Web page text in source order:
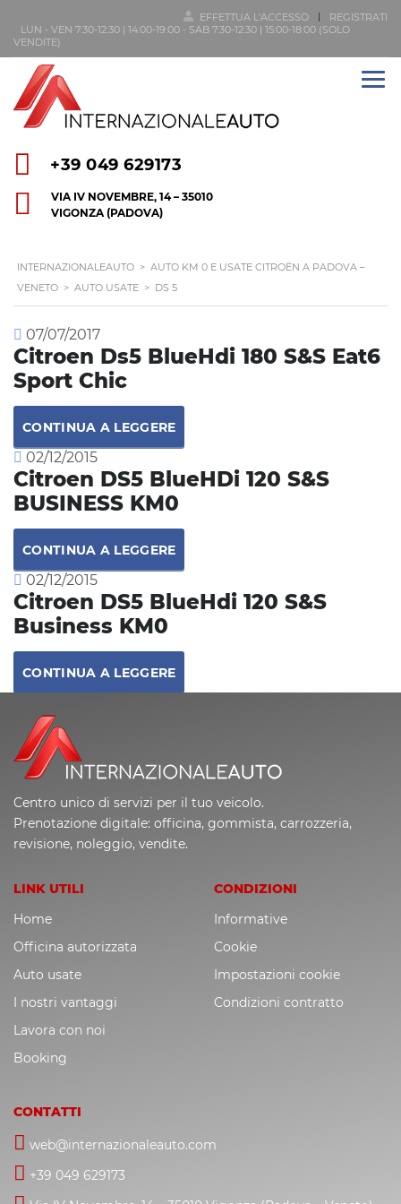
EFFETTUA L'ACCESSO
REGISTRATI
LUN - VEN 7:30-12:30 | 14:00-19:00 - SAB 7:30-12:30 | 15:00-18:00 (SOLO
VENDITE)
+39 049 629173
VIA IV NOVEMBRE, 14 – 35010
VIGONZA (PADOVA)
INTERNAZIONALEAUTO > AUTO KM 0 E USATE CITROËN A PADOVA –
VENETO > AUTO USATE > DS 5
07/07/2017
Citroen Ds5 BlueHdi 180 S&S Eat6
Sport Chic
CONTINUA A LEGGERE
02/12/2015
Citroen DS5 BlueHDi 120 S&S
BUSINESS KM0
CONTINUA A LEGGERE
02/12/2015
Citroen DS5 BlueHdi 120 S&S
Business KM0
CONTINUA A LEGGERE
Centro unico di servizi per il tuo veicolo.
Prenotazione digitale: officina, gommista, carrozzeria,
revisione, noleggio, vendite.
LINK UTILI
Home
Officina autorizzata
Auto usate
I nostri vantaggi
Lavora con noi
Booking
CONDIZIONI
Informative
Cookie
Impostazioni cookie
Condizioni contratto
CONTATTI
web@internazionaleauto.com
+39 049 629173